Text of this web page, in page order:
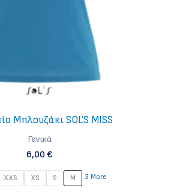
σελίδα
προϊόντος
Μπλουζάκι SOL’S MISS
Γενικά
6,00 €
XXS XS S M 3 More